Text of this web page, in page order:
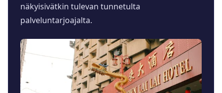
näkyisivätkin tulevan tunnetulta
palveluntarjoajalta.